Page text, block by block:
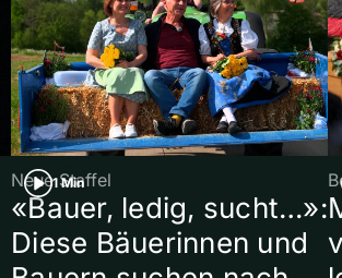
1 Min
Neue Staffel
«Bauer, ledig, sucht…»:
Diese Bäuerinnen und